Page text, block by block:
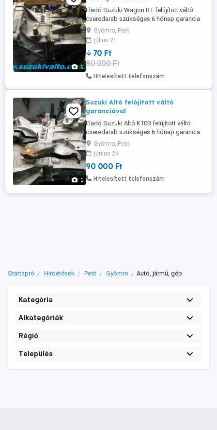
1
Eladó Suzuki Wagon R+ felújított váltó
cseredarab szükséges 6 hónap garancia
Gyömro, Pest
július 21
70 Ft
80 000 Ft
Hitelesített telefonszám
1
Suzuki Altó felójított váltó
garanciával
Eladó Suzuki Altó K10B felújított váltó
cseredarab szükséges 6 hónap garancia
Gyömro, Pest
június 24
90 000 Ft
Hitelesített telefonszám
Startapró Hirdetések Pest Gyömro Autó, jármű, gép
Kategória
Alkategóriák
Régió
Település